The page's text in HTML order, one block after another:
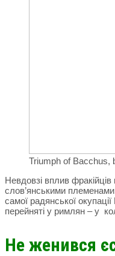
Triumph of Bacchus,
Невдовзі вплив фракійців
слов’янськими
самої радянської
перейняті у римлян – у
Не женився